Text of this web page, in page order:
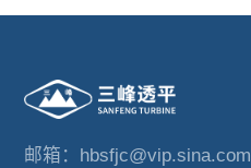
邮箱：hbsfjc@vip.sina.com